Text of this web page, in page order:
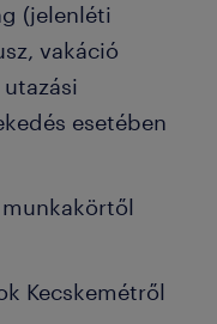
(jelenléti
vakáció
esetében
Kecskemétről